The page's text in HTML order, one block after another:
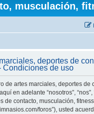
musculación,
deportes de
Condiciones de uso
de artes marciales, deportes de
en adelante “nosotros”,
de contacto, musculación,
foros”), usted